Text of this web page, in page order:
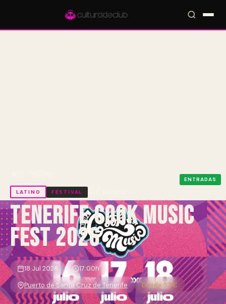
ENTRADAS
LATINO
FESTIVAL
Tenerife Cook Music
Fest 2026
18 Jul 2026
17:00h
Puerto de Santa Cruz de Tenerife
Desde 57 €